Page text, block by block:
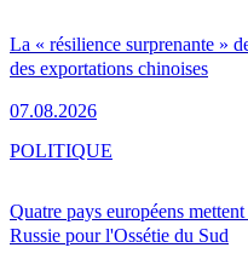
La « résilience surprenante »
des exportations chinoises
07.08.2026
Quatre pays européens
Russie pour l'Ossétie du Sud
POLITIQUE